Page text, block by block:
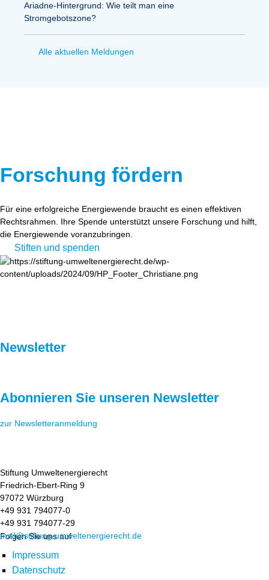
Ariadne-Hintergrund: Wie teilt man eine
Stromgebotszone?
Alle aktuellen Meldungen
Forschung fördern
Für eine erfolgreiche Energiewende braucht es einen effektiven
Rechtsrahmen. Ihre Spende unterstützt unsere Forschung und hilft,
die Energiewende voranzubringen.
Stiften und spenden
Newsletter
Abonnieren Sie unseren Newsletter
zur Newsletteranmeldung
Stiftung Umweltenergierecht
Friedrich-Ebert-Ring 9
97072 Würzburg
+49 931 794077-0
+49 931 794077-29
mail@stiftung-umweltenergierecht.de
Folgen Sie uns auf
Impressum
Datenschutz